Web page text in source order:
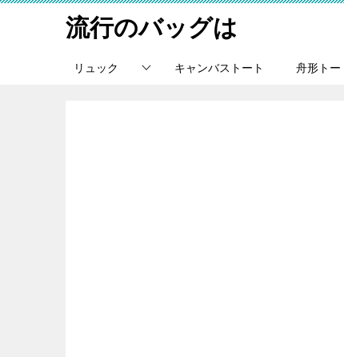
流行のバッグは
リュック キャンバストート 舟形トー